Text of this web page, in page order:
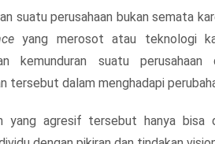
suatu perusahaan bukan semata
yang merosot atau teknologi
kemunduran suatu
tersebut dalam menghadapi
yang agresif tersebut hanya bisa